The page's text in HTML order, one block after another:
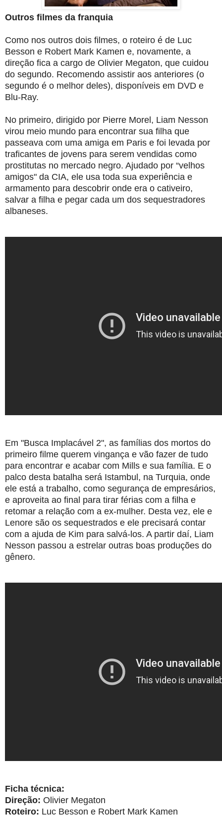
Outros filmes da franquia
Como nos outros dois filmes, o roteiro é de Luc
Besson e Robert Mark Kamen e, novamente, a
direção fica a cargo de Olivier Megaton, que cuidou
do segundo. Recomendo assistir aos anteriores (o
segundo é o melhor deles), disponíveis em DVD e
Blu-Ray.
No primeiro, dirigido por Pierre Morel, Liam Nesson
virou meio mundo para encontrar sua filha que
passeava com uma amiga em Paris e foi levada por
traficantes de jovens para serem vendidas como
prostitutas no mercado negro. Ajudado por “velhos
amigos" da CIA, ele usa toda sua experiência e
armamento para descobrir onde era o cativeiro,
salvar a filha e pegar cada um dos sequestradores
albaneses.
Em "Busca Implacável 2", as famílias dos mortos do
primeiro filme querem vingança e vão fazer de tudo
para encontrar e acabar com Mills e sua família. E o
palco desta batalha será Istambul, na Turquia, onde
ele está a trabalho, como segurança de empresários,
e aproveita ao final para tirar férias com a filha e
retomar a relação com a ex-mulher. Desta vez, ele e
Lenore são os sequestrados e ele precisará contar
com a ajuda de Kim para salvá-los. A partir daí, Liam
Nesson passou a estrelar outras boas produções do
gênero.
Ficha técnica:
Direção: Olivier Megaton
Roteiro: Luc Besson e Robert Mark Kamen